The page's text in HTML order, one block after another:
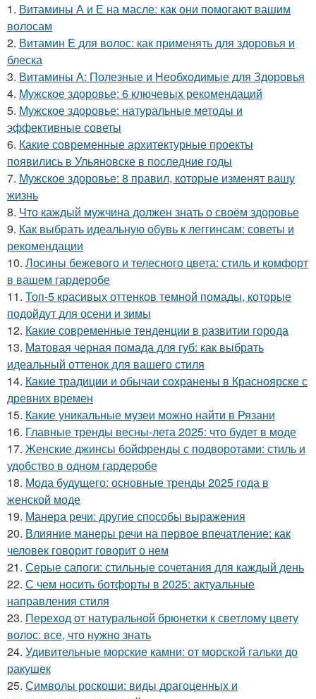
1. Витамины А и Е на масле: как они помогают вашим
волосам
2. Витамин E для волос: как применять для здоровья и
блеска
3. Витамины А: Полезные и Необходимые для Здоровья
4. Мужское здоровье: 6 ключевых рекомендаций
5. Мужское здоровье: натуральные методы и
эффективные советы
6. Какие современные архитектурные проекты
появились в Ульяновске в последние годы
7. Мужское здоровье: 8 правил, которые изменят вашу
жизнь
8. Что каждый мужчина должен знать о своём здоровье
9. Как выбрать идеальную обувь к леггинсам: советы и
рекомендации
10. Лосины бежевого и телесного цвета: стиль и комфорт
в вашем гардеробе
11. Топ-5 красивых оттенков темной помады, которые
подойдут для осени и зимы
12. Какие современные тенденции в развитии города
13. Матовая черная помада для губ: как выбрать
идеальный оттенок для вашего стиля
14. Какие традиции и обычаи сохранены в Красноярске с
древних времен
15. Какие уникальные музеи можно найти в Рязани
16. Главные тренды весны-лета 2025: что будет в моде
17. Женские джинсы бойфренды с подворотами: стиль и
удобство в одном гардеробе
18. Мода будущего: основные тренды 2025 года в
женской моде
19. Манера речи: другие способы выражения
20. Влияние манеры речи на первое впечатление: как
человек говорит говорит о нем
21. Серые сапоги: стильные сочетания для каждый день
22. С чем носить ботфорты в 2025: актуальные
направления стиля
23. Переход от натуральной брюнетки к светлому цвету
волос: все, что нужно знать
24. Удивительные морские камни: от морской гальки до
ракушек
25. Символы роскоши: виды драгоценных и